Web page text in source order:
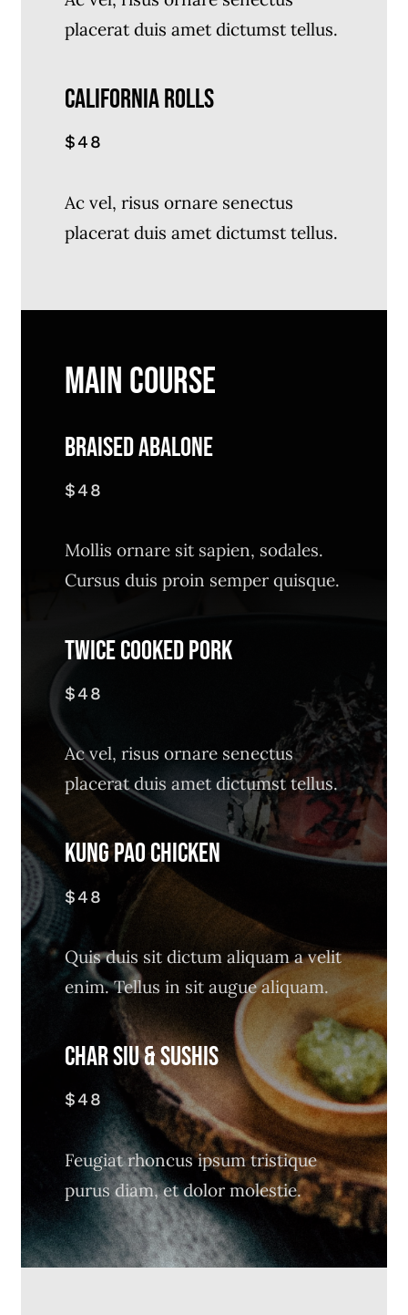
placerat duis amet dictumst tellus.
California Rolls
$48
Ac vel, risus ornare senectus
placerat duis amet dictumst tellus.
Main Course
Braised Abalone
$48
Mollis ornare sit sapien, sodales.
Cursus duis proin semper quisque.
Twice Cooked Pork
$48
Ac vel, risus ornare senectus
placerat duis amet dictumst tellus.
Kung Pao Chicken
$48
Quis duis sit dictum aliquam a velit
enim. Tellus in sit augue aliquam.
CHAR SIU & SUSHIS
$48
Feugiat rhoncus ipsum tristique
purus diam, et dolor molestie.